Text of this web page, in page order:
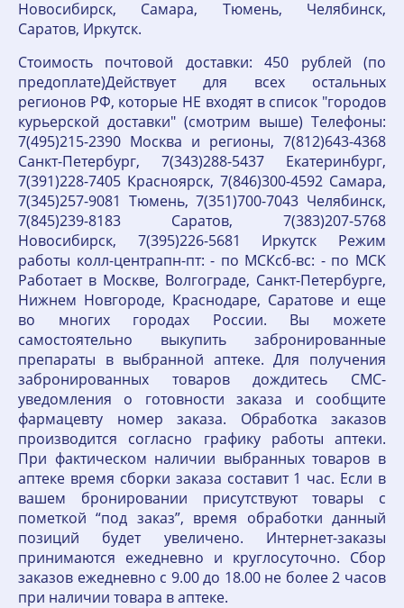
Новосибирск, Самара, Тюмень, Челябинск,
Саратов, Иркутск.
Стоимость почтовой доставки: 450 рублей (по
предоплате)Действует для всех остальных
регионов РФ, которые НЕ входят в список "городов
курьерской доставки" (смотрим выше) Телефоны:
7(495)215-2390 Москва и регионы, 7(812)643-4368
Санкт-Петербург, 7(343)288-5437 Екатеринбург,
7(391)228-7405 Красноярск, 7(846)300-4592 Самара,
7(345)257-9081 Тюмень, 7(351)700-7043 Челябинск,
7(845)239-8183 Саратов, 7(383)207-5768
Новосибирск, 7(395)226-5681 Иркутск Режим
работы колл-центрапн-пт: - по МСКсб-вс: - по МСК
Работает в Москве, Волгограде, Санкт-Петербурге,
Нижнем Новгороде, Краснодаре, Саратове и еще
во многих городах России. Вы можете
самостоятельно выкупить забронированные
препараты в выбранной аптеке. Для получения
забронированных товаров дождитесь СМС-
уведомления о готовности заказа и сообщите
фармацевту номер заказа. Обработка заказов
производится согласно графику работы аптеки.
При фактическом наличии выбранных товаров в
аптеке время сборки заказа составит 1 час. Если в
вашем бронировании присутствуют товары с
пометкой “под заказ”, время обработки данный
позиций будет увеличено. Интернет-заказы
принимаются ежедневно и круглосуточно. Сбор
заказов ежедневно с 9.00 до 18.00 не более 2 часов
при наличии товара в аптеке.